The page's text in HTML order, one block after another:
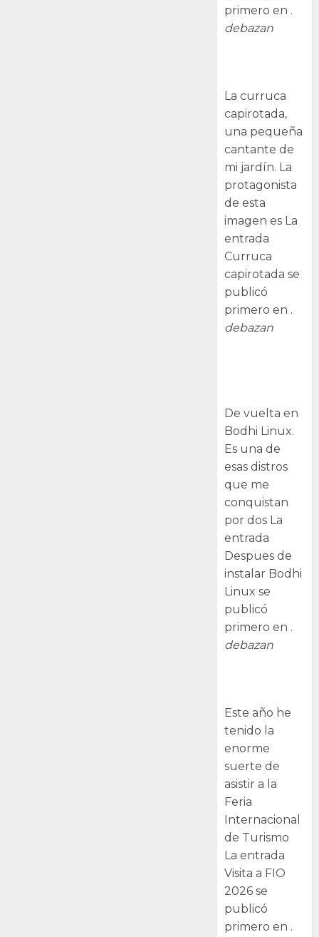
primero en .
debazan
La curruca
capirotada,
una pequeña
cantante de
mi jardín. La
protagonista
de esta
imagen es La
entrada
Curruca
capirotada se
publicó
primero en .
debazan
De vuelta en
Bodhi Linux.
Es una de
esas distros
que me
conquistan
por dos La
entrada
Despues de
instalar Bodhi
Linux se
publicó
primero en .
debazan
Este año he
tenido la
enorme
suerte de
asistir a la
Feria
Internacional
de Turismo
La entrada
Visita a FIO
2026 se
publicó
primero en .